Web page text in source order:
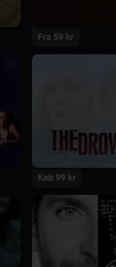
Fra 59 kr
Køb 99 kr